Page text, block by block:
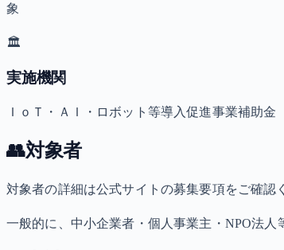
象
🏛️
実施機関
ＩｏＴ・ＡＩ・ロボット等導入促進事業補助金
👥対象者
対象者の詳細は公式サイトの募集要項をご確認
一般的に、中小企業者・個人事業主・NPO法人